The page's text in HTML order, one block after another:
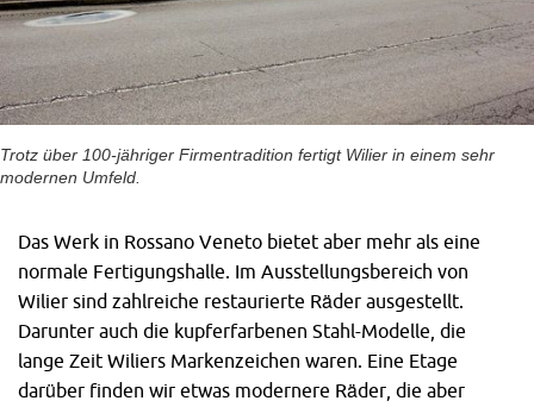
Trotz über 100-jähriger Firmentradition fertigt Wilier in einem sehr
modernen Umfeld.
Das Werk in Rossano Veneto bietet aber mehr als eine
normale Fertigungshalle. Im Ausstellungsbereich von
Wilier sind zahlreiche restaurierte Räder ausgestellt.
Darunter auch die kupferfarbenen Stahl-Modelle, die
lange Zeit Wiliers Markenzeichen waren. Eine Etage
darüber finden wir etwas modernere Räder, die aber